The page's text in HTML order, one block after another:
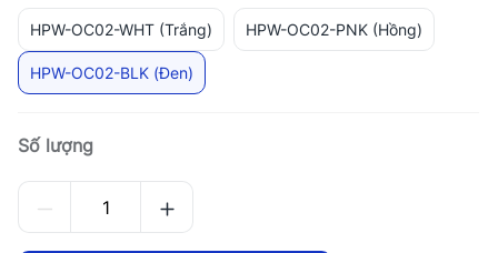
HPW-OC02-WHT (Trắng) HPW-OC02-PNK (Hồng)
HPW-OC02-BLK (Đen)
Số lượng